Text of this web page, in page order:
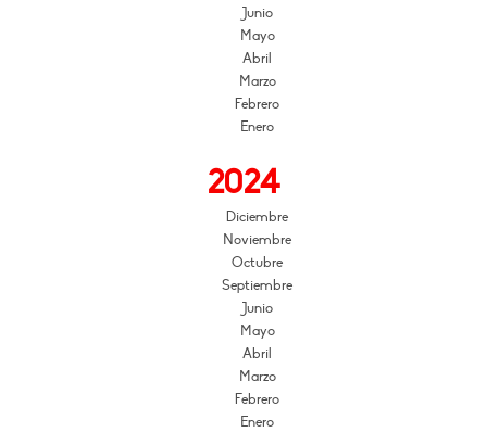
Junio
Mayo
Abril
Marzo
Febrero
Enero
2024
Diciembre
Noviembre
Octubre
Septiembre
Junio
Mayo
Abril
Marzo
Febrero
Enero